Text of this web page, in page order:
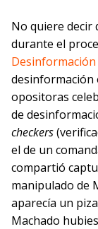
No quiere decir
durante el
Desinformación
desinformación
opositoras
de
checkers
el de un
compartió
manipulado de
aparecía un
Machado